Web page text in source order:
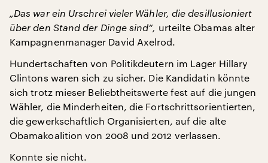
„Das war ein Urschrei vieler Wähler, die desillusioniert
über den Stand der Dinge sind“, urteilte Obamas alter
Kampagnenmanager David Axelrod.
Hundertschaften von Politikdeutern im Lager Hillary
Clintons waren sich zu sicher. Die Kandidatin könnte
sich trotz mieser Beliebtheitswerte fest auf die jungen
Wähler, die Minderheiten, die Fortschrittsorientierten,
die gewerkschaftlich Organisierten, auf die alte
Obamakoalition von 2008 und 2012 verlassen.
Konnte sie nicht.